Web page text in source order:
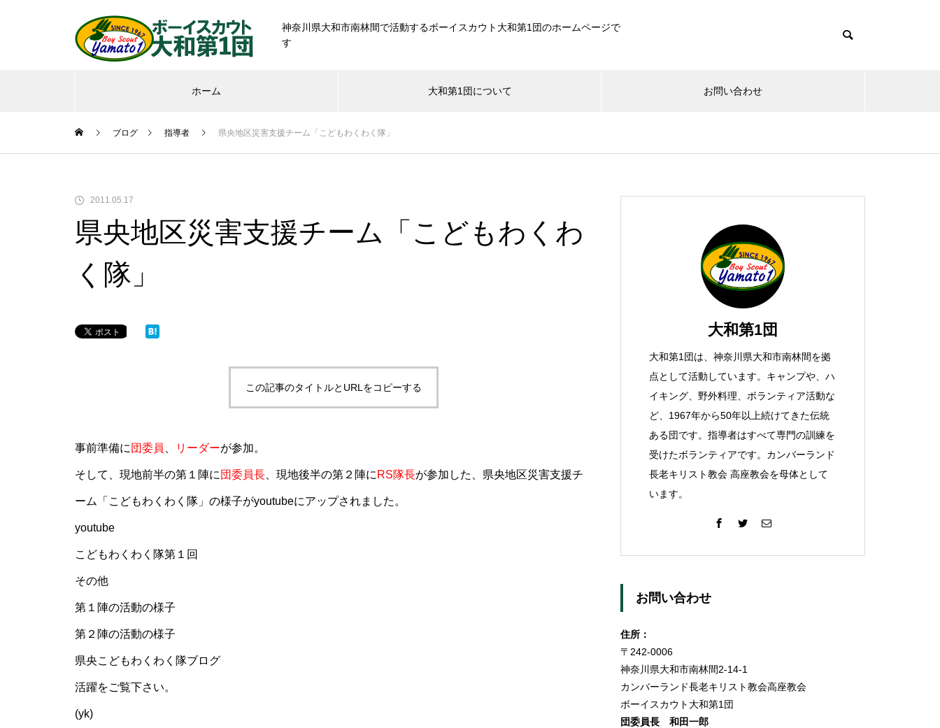
神奈川県大和市南林間で活動するボーイスカウト大和第1団のホームページで
す
ホーム 大和第1団について お問い合わせ
ブログ 指導者 県央地区災害支援チーム「こどもわくわく隊」
2011.05.17
県央地区災害支援チーム「こどもわくわ
く隊」
この記事のタイトルとURLをコピーする
事前準備に 団委員 リーダーが参加。
そして、現地前半の第１陣に 団委員長 、現地後半の第２陣に RS隊長が参加した、県央地区災害支援チ
ーム「こどもわくわく隊」の様子がyoutubeにアップされました。
youtube
こどもわくわく隊第１回
その他
第１陣の活動の様子
第２陣の活動の様子
県央こどもわくわく隊ブログ
活躍をご覧下さい。
(yk)
大和第1団
大和第1団は、神奈川県大和市南林間を拠
点として活動しています。キャンプや、ハ
イキング、野外料理、ボランティア活動な
ど、1967年から50年以上続けてきた伝統
ある団です。指導者はすべて専門の訓練を
受けたボランティアです。カンバーランド
長老キリスト教会 高座教会を母体として
います。
お問い合わせ
住所：
〒242-0006
神奈川県大和市南林間2-14-1
カンバーランド長老キリスト教会高座教会
ボーイスカウト大和第1団
団委員長 和田一郎